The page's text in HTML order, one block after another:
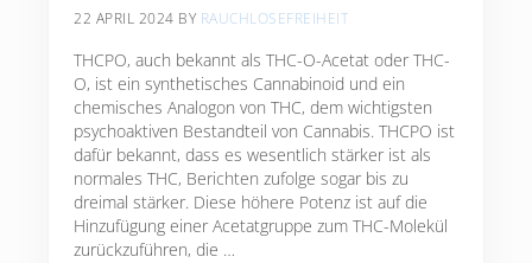
22 APRIL 2024 BY RAUCHLOSEFREIHEIT
THCPO, auch bekannt als THC-O-Acetat oder THC-
O, ist ein synthetisches Cannabinoid und ein
chemisches Analogon von THC, dem wichtigsten
psychoaktiven Bestandteil von Cannabis. THCPO ist
dafür bekannt, dass es wesentlich stärker ist als
normales THC, Berichten zufolge sogar bis zu
dreimal stärker. Diese höhere Potenz ist auf die
Hinzufügung einer Acetatgruppe zum THC-Molekül
zurückzuführen, die …